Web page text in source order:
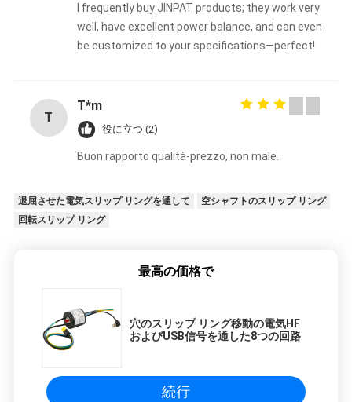
I frequently buy JINPAT products; they work very
well, have excellent power balance, and can even
be customized to your specifications—perfect!
T
T*m
役に立つ (2)
Buon rapporto qualità-prezzo, non male.
退屈させた電気スリップ リングを通して
空シャフトのスリップ リング
回転スリップ リング
最高の価格で
穴のスリップ リング移動の電気HF
およびUSB信号を通した8つの回路
続行